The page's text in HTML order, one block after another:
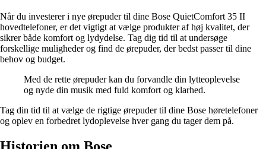
Når du investerer i nye ørepuder til dine Bose QuietComfort 35 II
hovedtelefoner, er det vigtigt at vælge produkter af høj kvalitet, der
sikrer både komfort og lydydelse. Tag dig tid til at undersøge
forskellige muligheder og find de ørepuder, der bedst passer til dine
behov og budget.
Med de rette ørepuder kan du forvandle din lytteoplevelse
og nyde din musik med fuld komfort og klarhed.
Tag din tid til at vælge de rigtige ørepuder til dine Bose høretelefoner
og oplev en forbedret lydoplevelse hver gang du tager dem på.